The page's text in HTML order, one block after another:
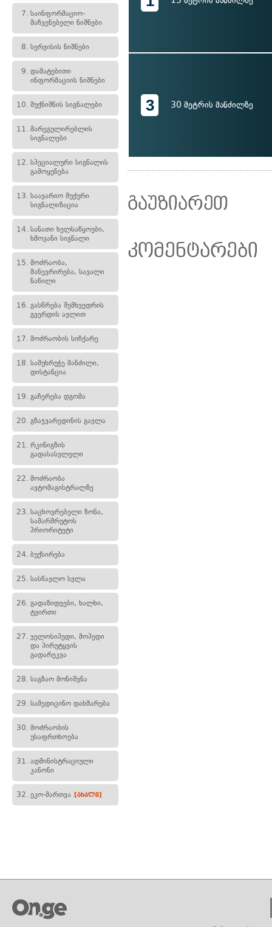
7. საინფორმაციო-
მაჩვენებელი ნიშნები
8. სერვისის ნიშნები
9. დამატებითი
ინფორმაციის ნიშნები
10. შუქნიშნის სიგნალები
11. მარეგულირებლის
სიგნალები
12. სპეციალური სიგნალის
გამოყენება
13. საავარიო შუქური
სიგნალიზაცია
14. სანათი ხელსაწყოები,
ხმოვანი სიგნალი
15. მოძრაობა,
მანევრირება, სავალი
ნაწილი
16. გასწრება შემხვედრის
გვერდის ავლით
17. მოძრაობის სიჩქარე
18. სამუხრუჭე მანძილი,
დისტანცია
19. გაჩერება დგომა
20. გზაჯვარედინის გავლა
21. რკინიგზის
გადასასვლელი
22. მოძრაობა
ავტომაგისტრალზე
23. საცხოვრებელი ზონა,
სამარშრუტოს
პრიორიტეტი
24. ბუქსირება
25. სასწავლო სვლა
26. გადაზიდვები, ხალხი,
ტვირთი
27. ველოსიპედი, მოპედი
და პირუტყვის
გადარეკვა
28. საგზაო მონიშვნა
29. სამედიცინო დახმარება
30. მოძრაობის
უსაფრთხოება
31. ადმინისტრაციული
კანონი
32. ეკო-მართვა [ახალი]
3 30 მეტრის მანძილზე
გაუზიარეთ
კომენტარები